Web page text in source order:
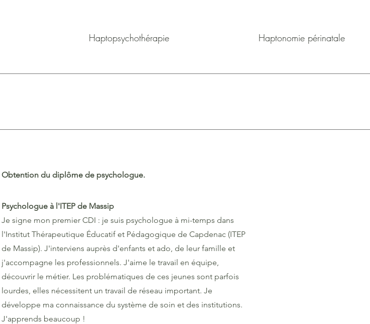
Haptopsychothérapie Haptonomie périnatale
Obtention du diplôme de psychologue.
Psychologue à l'ITEP de Massip
Je signe mon premier CDI : je suis psychologue à mi-temps dans
l'Institut Thérapeutique Éducatif et Pédagogique de Capdenac (ITEP
de Massip). J'interviens auprès d'enfants et ado, de leur famille et
j'accompagne les professionnels. J'aime le travail en équipe,
découvrir le métier. Les problématiques de ces jeunes sont parfois
lourdes, elles nécessitent un travail de réseau important. Je
développe ma connaissance du système de soin et des institutions.
J'apprends beaucoup !